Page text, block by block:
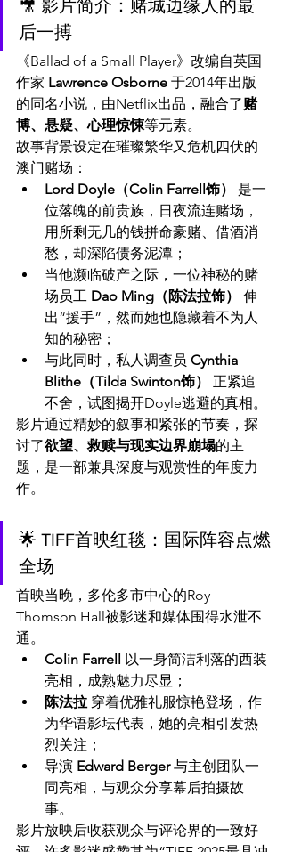
🎥 影片简介：赌城边缘人的最
后一搏
《Ballad of a Small Player》改编自英国
作家 Lawrence Osborne 于2014年出版
的同名小说，由Netflix出品，融合了赌
博、悬疑、心理惊悚等元素。
故事背景设定在璀璨繁华又危机四伏的
澳门赌场：
Lord Doyle（Colin Farrell饰）
是一
位落魄的前贵族，日夜流连赌场，
用所剩无几的钱拼命豪赌、借酒消
愁，却深陷债务泥潭；
当他濒临破产之际，一位神秘的赌
场员工 Dao Ming（陈法拉饰）
伸
出“援手”，然而她也隐藏着不为人
知的秘密；
与此同时，私人调查员 Cynthia
Blithe（Tilda Swinton饰）
正紧追
不舍，试图揭开Doyle逃避的真相。
影片通过精妙的叙事和紧张的节奏，探
讨了欲望、救赎与现实边界崩塌的主
题，是一部兼具深度与观赏性的年度力
作。
🌟 TIFF首映红毯：国际阵容点燃
全场
首映当晚，多伦多市中心的Roy
Thomson Hall被影迷和媒体围得水泄不
通。
Colin Farrell
以一身简洁利落的西装
亮相，成熟魅力尽显；
陈法拉 穿着优雅礼服惊艳登场，作
为华语影坛代表，她的亮相引发热
烈关注；
导演 Edward Berger 与主创团队一
同亮相，与观众分享幕后拍摄故
事。
影片放映后收获观众与评论界的一致好